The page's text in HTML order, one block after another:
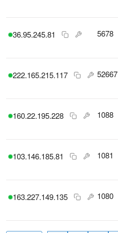
36.95.245.81 5678
222.165.215.117 52667
160.22.195.228 1088
103.146.185.81 1081
163.227.149.135 1080